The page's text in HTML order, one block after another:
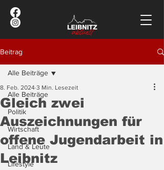
Beitrag
Alle Beiträge
Politik
Wirtschaft
Land & Leute
Lifestyle
Alle Beiträge
Gleich zwei
Auszeichnungen für
offene Jugendarbeit in
Leibnitz
8. Feb. 2024 3 Min. Lesezeit